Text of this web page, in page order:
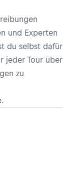
und Experten
du selbst dafür
jeder Tour über
zu
.